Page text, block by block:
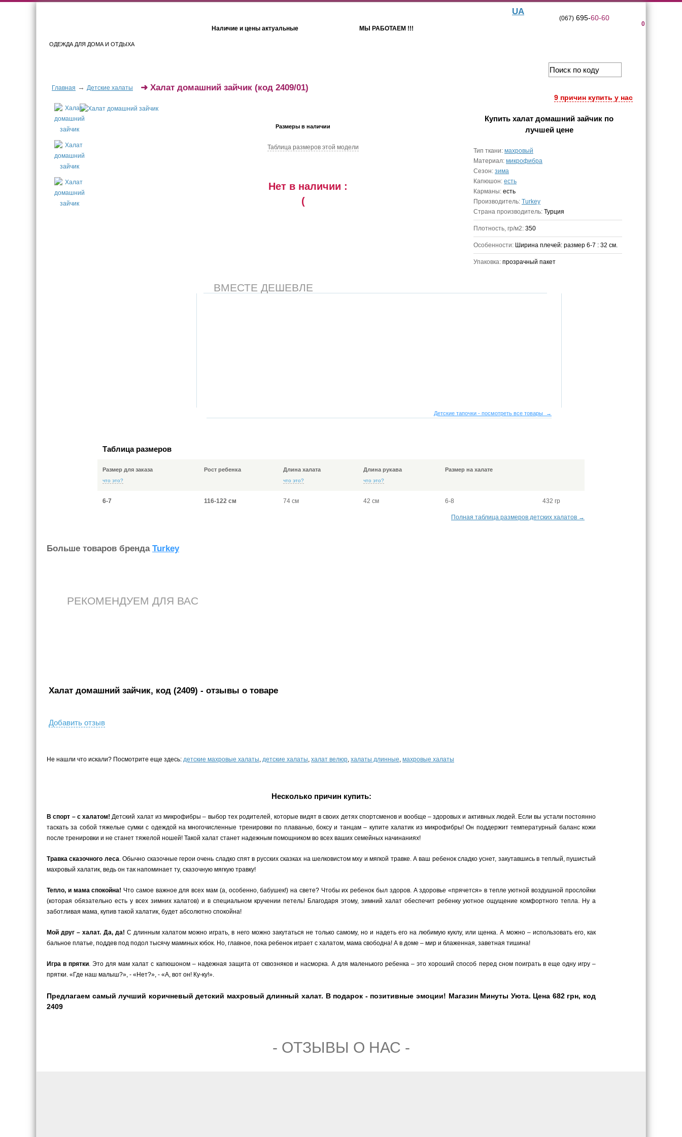
ОДЕЖДА ДЛЯ ДОМА И ОТДЫХА
Наличие и цены актуальные МЫ РАБОТАЕМ !!!
UA
0
(067)695-60-60
Главная → Детские халаты
9 причин купить у нас
➜ Халат домашний зайчик (код 2409/01)
Размеры в наличии
Таблица размеров этой модели
Нет в наличии :
(
Купить халат домашний зайчик по
лучшей цене
Тип ткани: махровый
Материал: микрофибра
Сезон: зима
Капюшон: есть
Карманы: есть
Производитель: Turkey
Страна производитель: Турция
Плотность, гр/м2: 350
Особенности: Ширина плечей: размер 6-7 : 32 см.
Упаковка: прозрачный пакет
ВМЕСТЕ ДЕШЕВЛЕ
Детские тапочки - посмотреть все товары →
Таблица размеров
Размер для заказа
что это?
Рост ребенка Длина халата
что это?
Длина рукава
что это?
Размер на халате
6-7 116-122 см 74 см 42 см 6-8 432 гр
Полная таблица размеров детских халатов →
Больше товаров бренда Turkey
РЕКОМЕНДУЕМ ДЛЯ ВАС
Халат домашний зайчик, код (2409) - отзывы о товаре
Добавить отзыв
Не нашли что искали? Посмотрите еще здесь: детские махровые халаты, детские халаты, халат велюр, халаты длинные, махровые халаты
Несколько причин купить:
В спорт – с халатом! Детский халат из микрофибры – выбор тех родителей, которые видят в своих детях спортсменов и вообще – здоровых и активных людей. Если вы устали постоянно
таскать за собой тяжелые сумки с одеждой на многочисленные тренировки по плаванью, боксу и танцам – купите халатик из микрофибры! Он поддержит температурный баланс кожи
после тренировки и не станет тяжелой ношей! Такой халат станет надежным помощником во всех ваших семейных начинаниях!
Травка сказочного леса. Обычно сказочные герои очень сладко спят в русских сказках на шелковистом мху и мягкой травке. А ваш ребенок сладко уснет, закутавшись в теплый, пушистый
махровый халатик, ведь он так напоминает ту, сказочную мягкую травку!
Тепло, и мама спокойна! Что самое важное для всех мам (а, особенно, бабушек!) на свете? Чтобы их ребенок был здоров. А здоровье «прячется» в тепле уютной воздушной прослойки
(которая обязательно есть у всех зимних халатов) и в специальном кручении петель! Благодаря этому, зимний халат обеспечит ребенку уютное ощущение комфортного тепла. Ну а
заботливая мама, купив такой халатик, будет абсолютно спокойна!
Мой друг – халат. Да, да! С длинным халатом можно играть, в него можно закутаться не только самому, но и надеть его на любимую куклу, или щенка. А можно – использовать его, как
бальное платье, поддев под подол тысячу маминых юбок. Но, главное, пока ребенок играет с халатом, мама свободна! А в доме – мир и блаженная, заветная тишина!
Игра в прятки. Это для мам халат с капюшоном – надежная защита от сквозняков и насморка. А для маленького ребенка – это хороший способ перед сном поиграть в еще одну игру –
прятки. «Где наш малыш?», - «Нет?», - «А, вот он! Ку-ку!».
Предлагаем самый лучший коричневый детский махровый длинный халат. В подарок - позитивные эмоции! Магазин Минуты Уюта. Цена 682 грн, код
2409
- ОТЗЫВЫ О НАС -